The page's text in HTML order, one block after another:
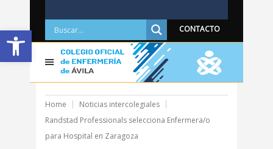
Abrir barra de herramientas CONTACTO
Home
Noticias intercolegiales
Randstad Professionals selecciona Enfermera/o
para Hospital en Zaragoza